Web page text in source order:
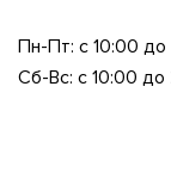
Пн-Пт: с 10:00
Сб-Вс: с 10:00 до